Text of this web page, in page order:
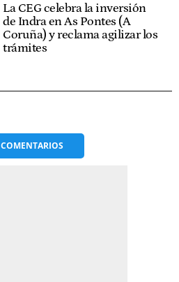
La CEG celebra la inversión
de Indra en As Pontes (A
Coruña) y reclama agilizar los
trámites
COMENTARIOS